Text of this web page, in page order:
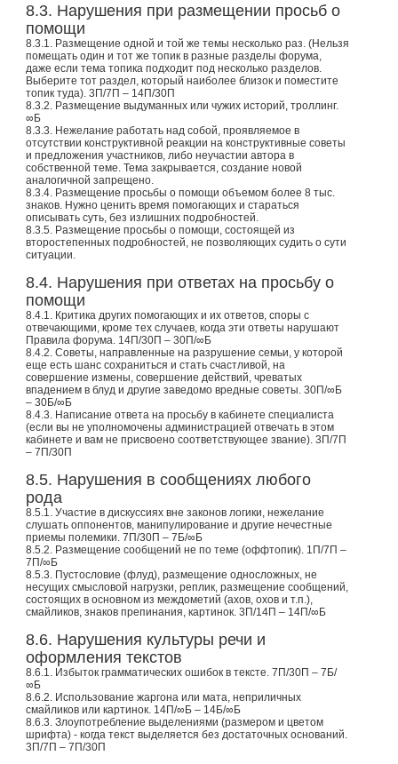
8.3. Нарушения при размещении просьб о
помощи
8.3.1. Размещение одной и той же темы несколько раз. (Нельзя
помещать один и тот же топик в разные разделы форума,
даже если тема топика подходит под несколько разделов.
Выберите тот раздел, который наиболее близок и поместите
топик туда). 3П/7П – 14П/30П
8.3.2. Размещение выдуманных или чужих историй, троллинг.
∞Б
8.3.3. Нежелание работать над собой, проявляемое в
отсутствии конструктивной реакции на конструктивные советы
и предложения участников, либо неучастии автора в
собственной теме. Тема закрывается, создание новой
аналогичной запрещено.
8.3.4. Размещение просьбы о помощи объемом более 8 тыс.
знаков. Нужно ценить время помогающих и стараться
описывать суть, без излишних подробностей.
8.3.5. Размещение просьбы о помощи, состоящей из
второстепенных подробностей, не позволяющих судить о сути
ситуации.
8.4. Нарушения при ответах на просьбу о
помощи
8.4.1. Критика других помогающих и их ответов, споры с
отвечающими, кроме тех случаев, когда эти ответы нарушают
Правила форума. 14П/30П – 30П/∞Б
8.4.2. Советы, направленные на разрушение семьи, у которой
еще есть шанс сохраниться и стать счастливой, на
совершение измены, совершение действий, чреватых
впадением в блуд и другие заведомо вредные советы. 30П/∞Б
– 30Б/∞Б
8.4.3. Написание ответа на просьбу в кабинете специалиста
(если вы не уполномочены администрацией отвечать в этом
кабинете и вам не присвоено соответствующее звание). 3П/7П
– 7П/30П
8.5. Нарушения в сообщениях любого
рода
8.5.1. Участие в дискуссиях вне законов логики, нежелание
слушать оппонентов, манипулирование и другие нечестные
приемы полемики. 7П/30П – 7Б/∞Б
8.5.2. Размещение сообщений не по теме (оффтопик). 1П/7П –
7П/∞Б
8.5.3. Пустословие (флуд), размещение односложных, не
несущих смысловой нагрузки, реплик, размещение сообщений,
состоящих в основном из междометий (ахов, охов и т.п.),
смайликов, знаков препинания, картинок. 3П/14П – 14П/∞Б
8.6. Нарушения культуры речи и
оформления текстов
8.6.1. Избыток грамматических ошибок в тексте. 7П/30П – 7Б/
∞Б
8.6.2. Использование жаргона или мата, неприличных
смайликов или картинок. 14П/∞Б – 14Б/∞Б
8.6.3. Злоупотребление выделениями (размером и цветом
шрифта) - когда текст выделяется без достаточных оснований.
3П/7П – 7П/30П